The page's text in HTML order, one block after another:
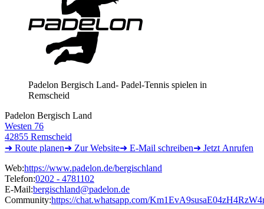
Padelon Bergisch Land- Padel-Tennis spielen in
Remscheid
Padelon Bergisch Land
Westen 76
42855 Remscheid
➜ Route planen➜ ZurWebsite➜ E-Mail schreiben➜ Jetzt Anrufen
Web:https://www.padelon.de/bergischland
Telefon:0202 - 4781102
E-Mail:bergischland@padelon.de
Community:https://chat.whatsapp.com/